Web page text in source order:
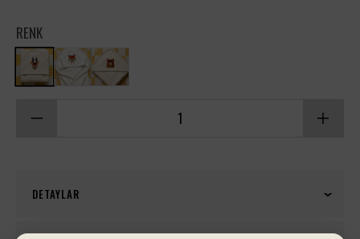
RENK
DETAYLAR